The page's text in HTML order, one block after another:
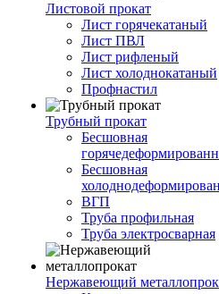
Листовой прокат
Лист горячекатаный
Лист ПВЛ
Лист рифленый
Лист холоднокатаный
Профнастил
Трубный прокат
Бесшовная
Бесшовная
ВГП
Труба профильная
Труба электросварная
Нержавеющий